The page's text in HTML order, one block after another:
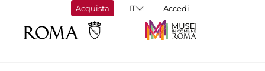
Acquista Accedi